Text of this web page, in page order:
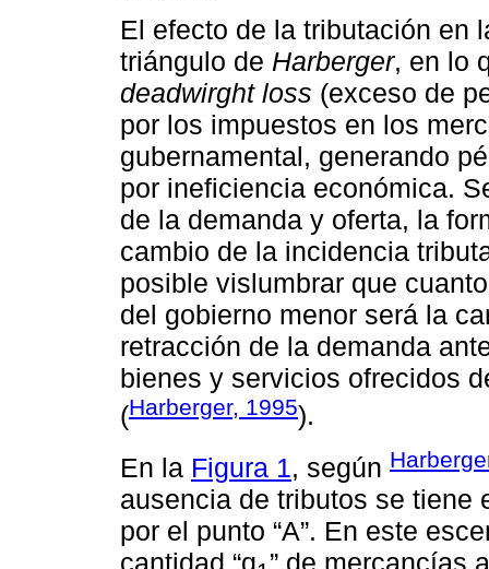
El efecto de la tributación en
triángulo de Harberger, en lo
deadwirght loss (exceso de
por los impuestos en los
gubernamental, generando
por ineficiencia económica.
de la demanda y oferta, la
cambio de la incidencia
posible vislumbrar que
del gobierno menor será la
retracción de la demanda
bienes y servicios ofrecidos
(Harberger, 1995).
En la Figura 1, según
ausencia de tributos se tiene
por el punto “A”. En este
cantidad “q ” de mercancías